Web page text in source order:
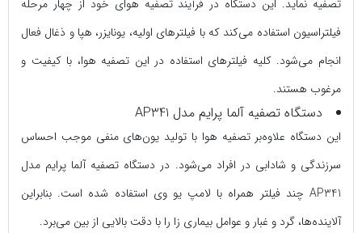
تصفیه نماید. این دستگاه در فرآیند تصفیه هوای خود از چهار مرحله
فیلتراسیون استفاده می‌کند که با فیلترهای اولیه، یونایزر، هپا و ذغال فعال
انجام می‌شود. کلیه فیلترهای استفاده در این تصفیه هوا، با کیفیت و
مرغوب هستند.
دستگاه تصفیه آلما پرایم مدل AP341
این دستگاه علاوه‌بر تصفیه هوا با تولید یون‌های منفی موجب احساس
سرزندگی و شادابی در افراد می‌شود. در دستگاه تصفیه آلما پرایم مدل
AP341 چند فیلتر همراه با لامپ یو وی استفاده شده است. بنابراین
آلاینده‌ها، گرد و غبار و عوامل بیماری زا را با دقت بالایی از بین می‌برد.